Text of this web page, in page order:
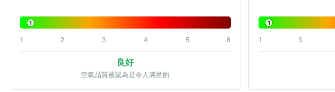
1
1 2 3 4 5 6
良好
空氣品質被認為是令人滿意的
1
1 3